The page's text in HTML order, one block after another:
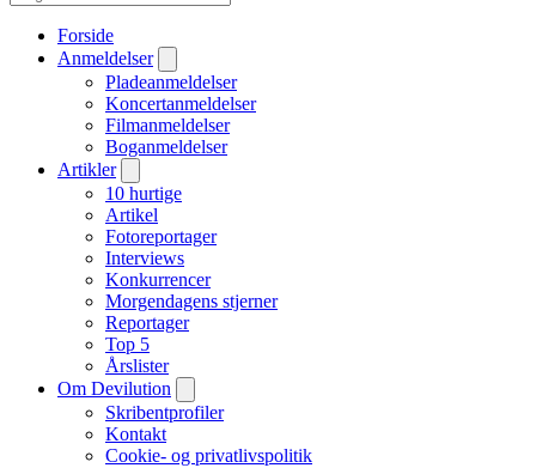
Forside
Anmeldelser
Pladeanmeldelser
Koncertanmeldelser
Filmanmeldelser
Boganmeldelser
Artikler
10 hurtige
Artikel
Fotoreportager
Interviews
Konkurrencer
Morgendagens stjerner
Reportager
Top 5
Årslister
Om Devilution
Skribentprofiler
Kontakt
Cookie- og privatlivspolitik